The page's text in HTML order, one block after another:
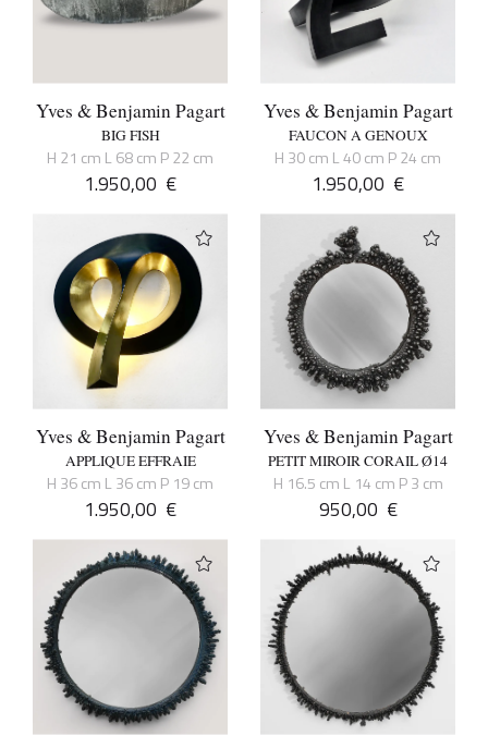
Yves & Benjamin Pagart
BIG FISH
H 21 cm L 68 cm P 22 cm
1.950,00 €
Yves & Benjamin Pagart
FAUCON A GENOUX
H 30 cm L 40 cm P 24 cm
1.950,00 €
Yves & Benjamin Pagart
APPLIQUE EFFRAIE
H 36 cm L 36 cm P 19 cm
1.950,00 €
Yves & Benjamin Pagart
PETIT MIROIR CORAIL Ø14
H 16.5 cm L 14 cm P 3 cm
950,00 €